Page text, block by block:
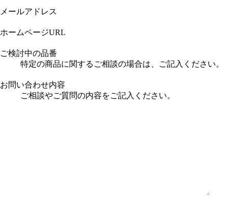
メールアドレス
ホームページURL
ご検討中の品番
特定の商品に関するご相談の場合は、ご記入ください。
お問い合わせ内容
ご相談やご質問の内容をご記入ください。